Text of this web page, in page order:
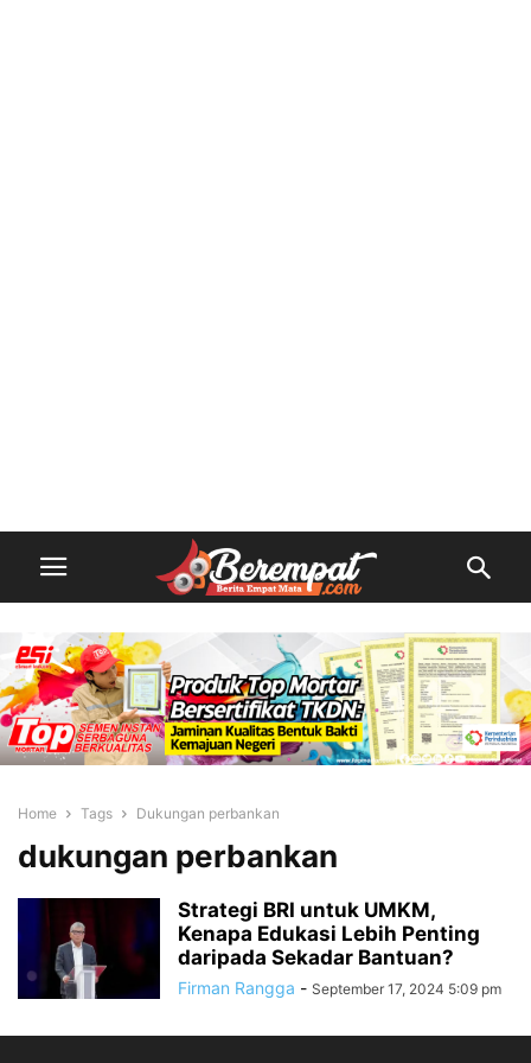
Home Tags Dukungan perbankan
dukungan perbankan
Strategi BRI untuk UMKM,
Kenapa Edukasi Lebih Penting
daripada Sekadar Bantuan?
Firman Rangga - September 17, 2024 5:09 pm